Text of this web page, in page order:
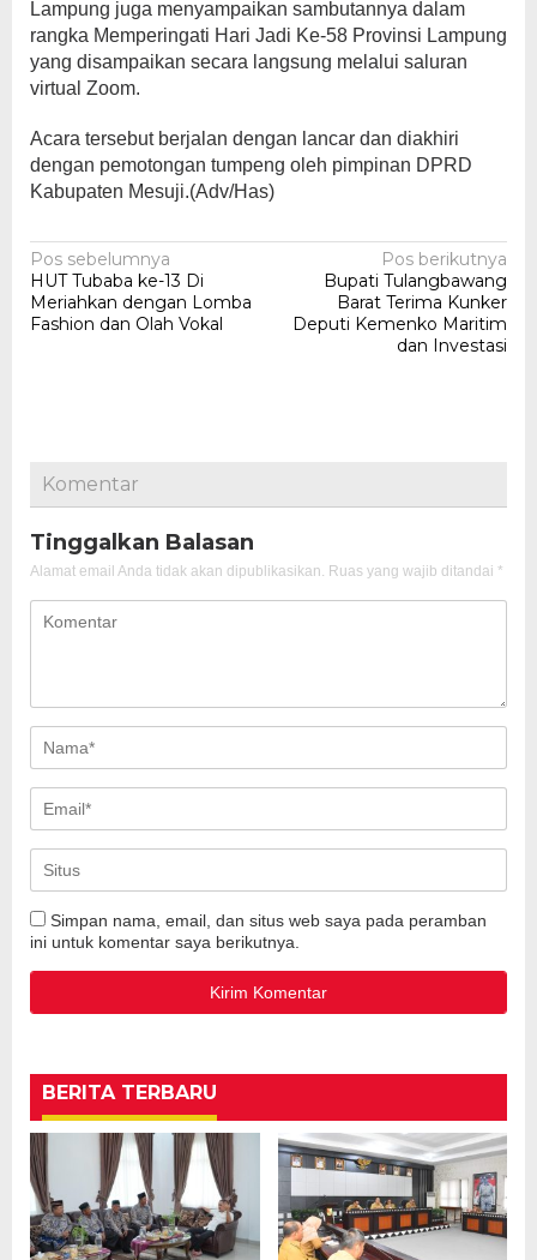
Lampung juga menyampaikan sambutannya dalam
rangka Memperingati Hari Jadi Ke-58 Provinsi Lampung
yang disampaikan secara langsung melalui saluran
virtual Zoom.
Acara tersebut berjalan dengan lancar dan diakhiri
dengan pemotongan tumpeng oleh pimpinan DPRD
Kabupaten Mesuji.(Adv/Has)
Navigasi
pos
Pos sebelumnya
HUT Tubaba ke-13 Di
Meriahkan dengan Lomba
Fashion dan Olah Vokal
Pos berikutnya
Bupati Tulangbawang
Barat Terima Kunker
Deputi Kemenko Maritim
dan Investasi
Komentar
Tinggalkan Balasan
Alamat email Anda tidak akan dipublikasikan. Ruas yang wajib ditandai *
Simpan nama, email, dan situs web saya pada peramban
ini untuk komentar saya berikutnya.
BERITA TERBARU